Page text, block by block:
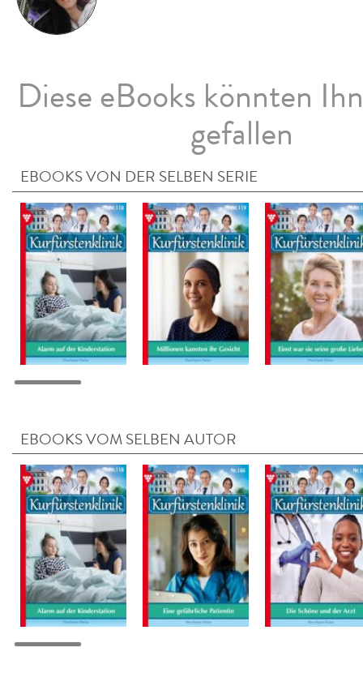
Diese eBooks könnten
gefallen
EBOOKS VON DER SELBEN SERIE
EBOOKS VOM SELBEN AUTOR